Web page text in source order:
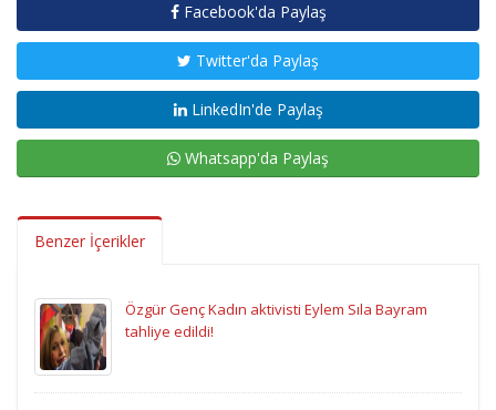
Facebook'da Paylaş
Twitter'da Paylaş
LinkedIn'de Paylaş
Whatsapp'da Paylaş
Benzer İçerikler
Özgür Genç Kadın aktivisti Eylem Sıla Bayram
tahliye edildi!